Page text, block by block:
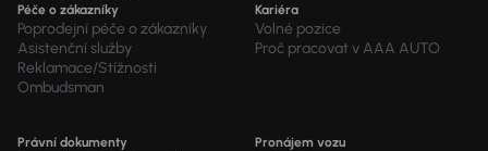
Péče o zákazníky
Poprodejní péče o zákazníky
Asistenční služby
Reklamace/Stížnosti
Ombudsman
Kariéra
Volné pozice
Proč pracovat v AAA AUTO
Právní dokumenty Pronájem vozu